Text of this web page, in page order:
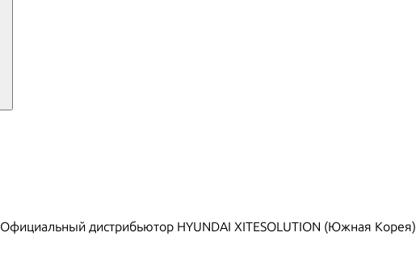
Официальный дистрибьютор HYUNDAI XITESOLUTION (Южная Корея)